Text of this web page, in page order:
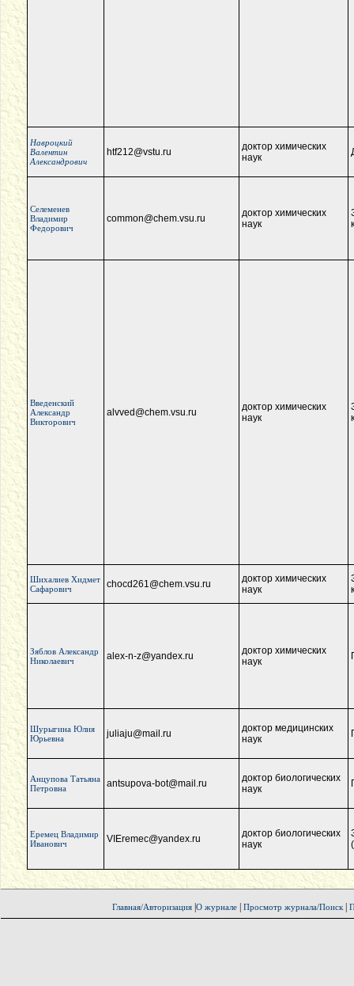
Навроцкий
Валентин
Александрович
htf212@vstu.ru
доктор химических
наук
Селеменев
Владимир
Федорович
common@chem.vsu.ru
доктор химических
наук
Введенский
Александр
Викторович
alvved@chem.vsu.ru
доктор химических
наук
Шихалиев Хидмет
Сафарович
chocd261@chem.vsu.ru
доктор химических
наук
Зяблов Александр
Николаевич
alex-n-z@yandex.ru
доктор химических
наук
Шурыгина Юлия
Юрьевна
juliaju@mail.ru
доктор медицинских
наук
Анцупова Татьяна
Петровна
antsupova-bot@mail.ru
доктор биологических
наук
Еремец Владимир
Иванович
VIEremec@yandex.ru
доктор биологических
наук
Главная/Авторизация| О журнале| Просмотр журнала/Поиск|